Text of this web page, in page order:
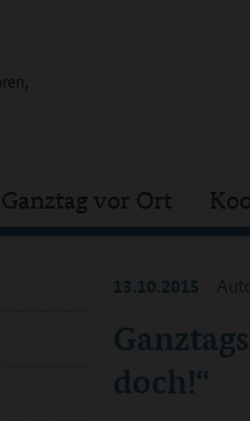
Ganztag vor Ort
doch!“
13.10.2015